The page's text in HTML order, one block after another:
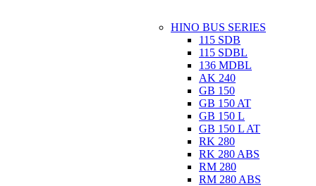
HINO BUS SERIES
115 SDB
115 SDBL
136 MDBL
AK 240
GB 150
GB 150 AT
GB 150 L
GB 150 L AT
RK 280
RK 280 ABS
RM 280
RM 280 ABS